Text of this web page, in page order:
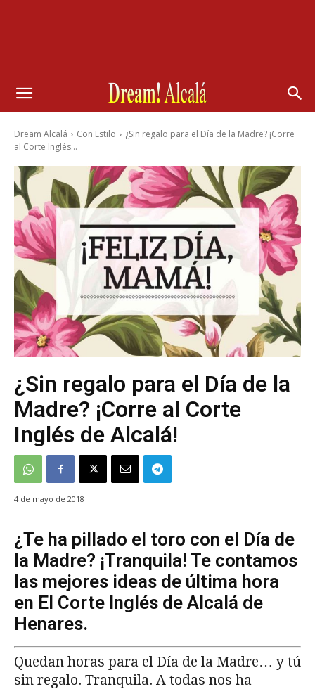
Dream Alcalá Con Estilo
¿Sin regalo para el Día de la Madre? ¡Corre
al Corte Inglés...
¿Sin regalo para el Día de la
Madre? ¡Corre al Corte
Inglés de Alcalá!
4 de mayo de 2018
¿Te ha pillado el toro con el Día de
la Madre? ¡Tranquila! Te contamos
las mejores ideas de última hora
en El Corte Inglés de Alcalá de
Henares.
Quedan horas para el Día de la Madre… y tú
sin regalo. Tranquila. A todas nos ha